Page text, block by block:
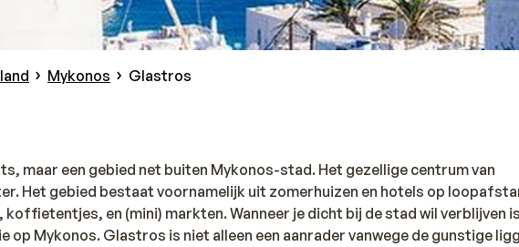
Mykonos Glastros
maar een gebied net buiten Mykonos-stad. Het gezellige centrum van
Het gebied bestaat voornamelijk uit zomerhuizen en hotels op
en (mini) markten. Wanneer je dicht bij de stad wil verblijven
op Mykonos. Glastros is niet alleen een aanrader vanwege de gunstige